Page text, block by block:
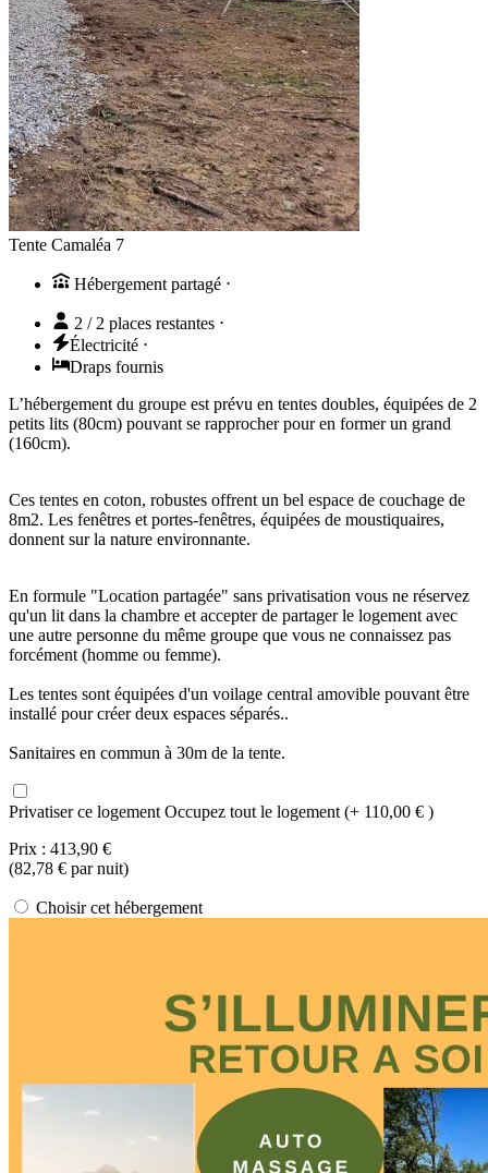
Tente Camaléa 7
Hébergement partagé ⋅
2 / 2 places restantes ⋅
Électricité ⋅
Draps fournis
L’hébergement du groupe est prévu en tentes doubles, équipées de 2
petits lits (80cm) pouvant se rapprocher pour en former un grand
(160cm).
Ces tentes en coton, robustes offrent un bel espace de couchage de
8m2. Les fenêtres et portes-fenêtres, équipées de moustiquaires,
donnent sur la nature environnante.
En formule "Location partagée" sans privatisation vous ne réservez
qu'un lit dans la chambre et accepter de partager le logement avec
une autre personne du même groupe que vous ne connaissez pas
forcément (homme ou femme).
Les tentes sont équipées d'un voilage central amovible pouvant être
installé pour créer deux espaces séparés..
Sanitaires en commun à 30m de la tente.
Privatiser ce logement Occupez tout le logement (+ 110,00 € )
Prix : 413,90 €
(82,78 € par nuit)
Choisir cet hébergement